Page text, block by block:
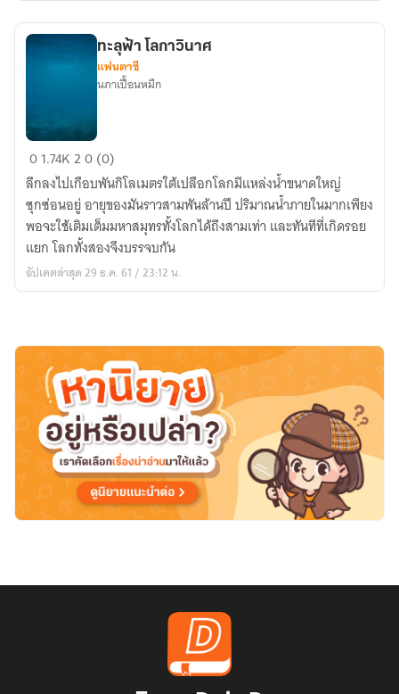
ทะลุ
ฟ้า
โลกาวินาศ
ทะลุฟ้า โลกาวินาศ
แฟนตาซี
นภาเปื้อนหมึก
01.74K20 (0)
ลึกลงไปเกือบพันกิโลเมตรใต้เปลือกโลกมีแหล่งน้ำขนาดใหญ่
ซุกซ่อนอยู่ อายุของมันราวสามพันล้านปี ปริมาณน้ำภายในมากเพียง
พอจะใช้เติมเต็มมหาสมุทรทั้งโลกได้ถึงสามเท่า และทันทีที่เกิดรอย
แยก โลกทั้งสองจึงบรรจบกัน
อัปเดตล่าสุด 29 ธ.ค. 61 / 23:12 น.